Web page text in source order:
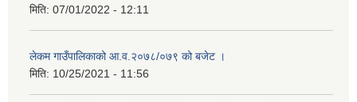
मिति: 07/01/2022 - 12:11
लेकम गाउँपालिकाको आ.व.२०७८/०७९ को बजेट ।
मिति: 10/25/2021 - 11:56